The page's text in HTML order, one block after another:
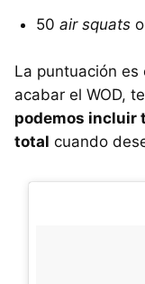
50 air squats
La puntuación
acabar el WOD,
podemos incluir
total cuando